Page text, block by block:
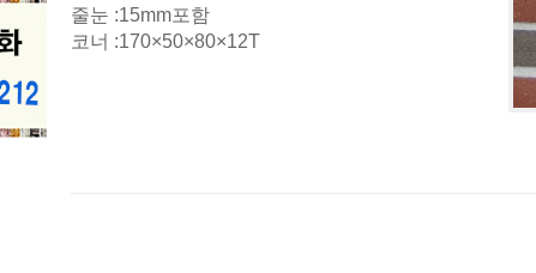
줄눈 :15mm포함
코너 :170×50×80×12T